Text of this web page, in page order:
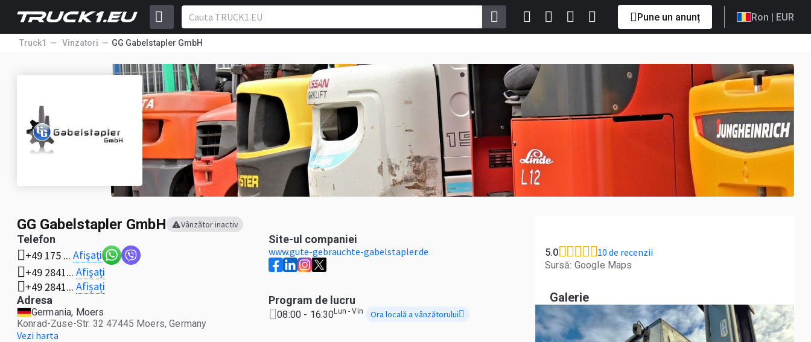
Pune un anunț Ron | EUR
Truck1 Vinzatori GG Gabelstapler GmbH
GG Gabelstapler GmbH Vânzător inactiv
Telefon
+49 175 ... Afișați
+49 2841... Afișați
+49 2841... Afișați
Site-ul companiei
www.gute-gebrauchte-gabelstapler.de
Adresa
Germania, Moers
Konrad-Zuse-Str. 32 47445 Moers, Germany
Vezi harta
Program de lucru
08:00 - 16:30Lun - Vin Ora locală a vânzătorului
5.0 10 de recenzii
Sursă: Google Maps
Galerie